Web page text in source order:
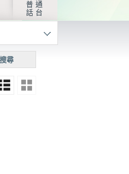
普通
話台
搜尋